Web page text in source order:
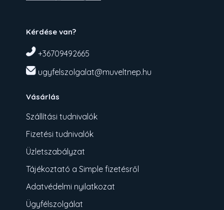
Kérdése van?
+36709492665
ugyfelszolgalat@muveltnep.hu
Vásárlás
Szállítási tudnivalók
Fizetési tudnivalók
Üzletszabályzat
Tájékoztató a Simple fizetésről
Adatvédelmi nyilatkozat
Ügyfélszolgálat